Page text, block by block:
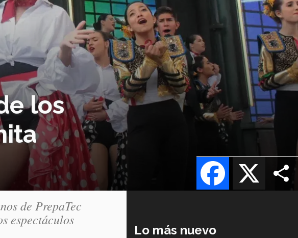
los
X
Facebook
de PrepaTec
espectáculos
Lo más nuevo